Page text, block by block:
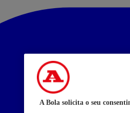
A Bola solicita o seu